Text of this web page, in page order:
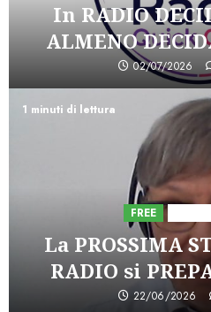
In RADIO
ALMENO
02/07/2026
1 minuti di lettura
FREE
La PROSSIMA
RADIO si
22/06/2026